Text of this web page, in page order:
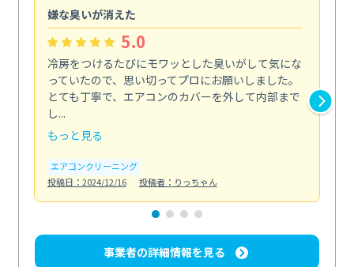
嫌な臭いが消えた
5.0
冷房をつけるたびにモワッとした臭いがして気にな
っていたので、思い切ってプロにお願いしました。
とても丁寧で、エアコンのカバーを外して内部まで
し...
もっと見る
エアコンクリーニング
投稿日：2024/12/16
投稿者：りっちゃん
事業者の詳細情報を見る